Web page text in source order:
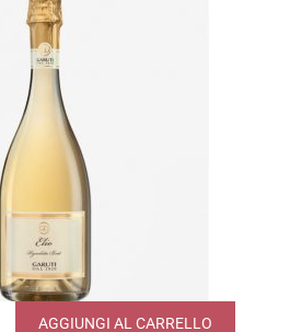
AGGIUNGI AL CARRELLO